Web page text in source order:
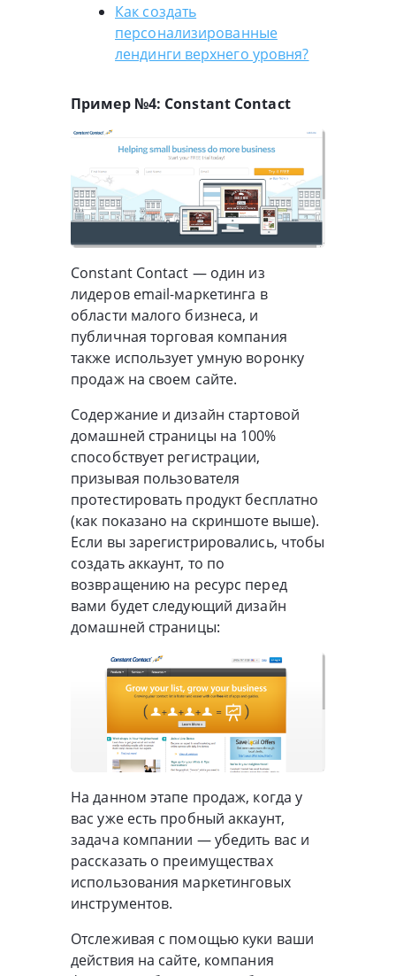
Как создать
персонализированные
лендинги верхнего уровня?
Пример №4: Constant Contact
Constant Contact — один из
лидеров email-маркетинга в
области малого бизнеса, и
публичная торговая компания
также использует умную воронку
продаж на своем сайте.
Содержание и дизайн стартовой
домашней страницы на 100%
способствует регистрации,
призывая пользователя
протестировать продукт бесплатно
(как показано на скриншоте выше).
Если вы зарегистрировались, чтобы
создать аккаунт, то по
возвращению на ресурс перед
вами будет следующий дизайн
домашней страницы:
На данном этапе продаж, когда у
вас уже есть пробный аккаунт,
задача компании — убедить вас и
рассказать о преимуществах
использования маркетинговых
инструментов.
Отслеживая с помощью куки ваши
действия на сайте, компания